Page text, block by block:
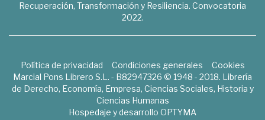
Recuperación, Transformación y Resiliencia. Convocatoria
2022.
Política de privacidad Condiciones generales
Cookies
Marcial Pons Librero S.L. - B82947326 © 1948 - 2018. Librería
de Derecho, Economía, Empresa, Ciencias Sociales, Historia y
Ciencias Humanas
Hospedaje y desarrollo OPTYMA